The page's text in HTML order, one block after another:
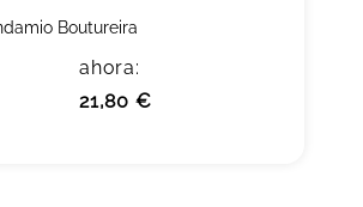
Boutureira
ahora:
21,80 €